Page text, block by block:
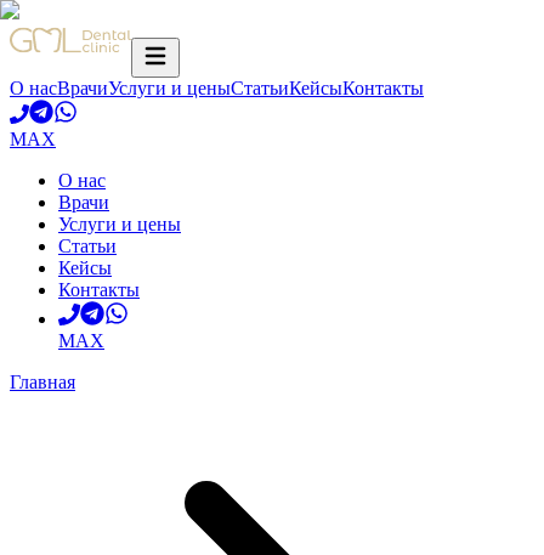
О насВрачиУслуги и ценыСтатьиКейсыКонтакты
MAX
О нас
Врачи
Услуги и цены
Статьи
Кейсы
Контакты
MAX
Главная